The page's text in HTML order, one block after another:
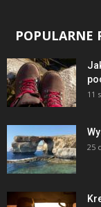
POPULARNE
11
25